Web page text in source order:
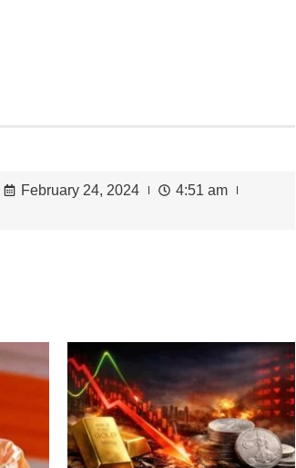
February 24, 2024
4:51 am